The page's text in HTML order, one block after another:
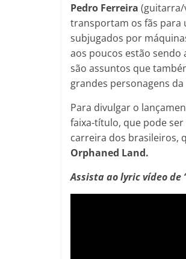
Pedro Ferreira (guitarra/
transportam os fãs para
subjugados por
aos poucos estão sendo
são assuntos que
grandes personagens
Para divulgar o
faixa-título, que pode
carreira dos brasileiros,
Orphaned Land.
Assista ao lyric vídeo de